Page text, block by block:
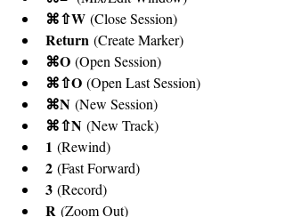
⌘⇧W (Close Session)
Return (Create Marker)
⌘O (Open Session)
⌘⇧O (Open Last Session)
⌘N (New Session)
⌘⇧N (New Track)
1 (Rewind)
2 (Fast Forward)
3 (Record)
R (Zoom Out)